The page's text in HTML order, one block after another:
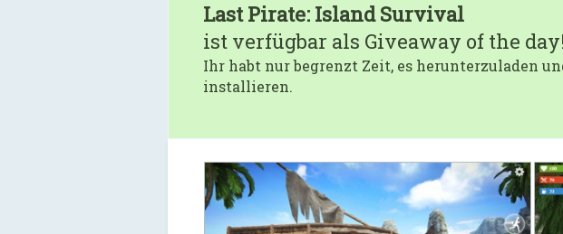
Last Pirate: Island Survival
ist verfügbar als Giveaway of the day!
Ihr habt nur begrenzt Zeit, es herunterzuladen
installieren.